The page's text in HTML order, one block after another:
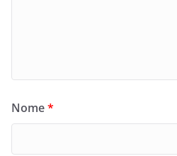
Nome*